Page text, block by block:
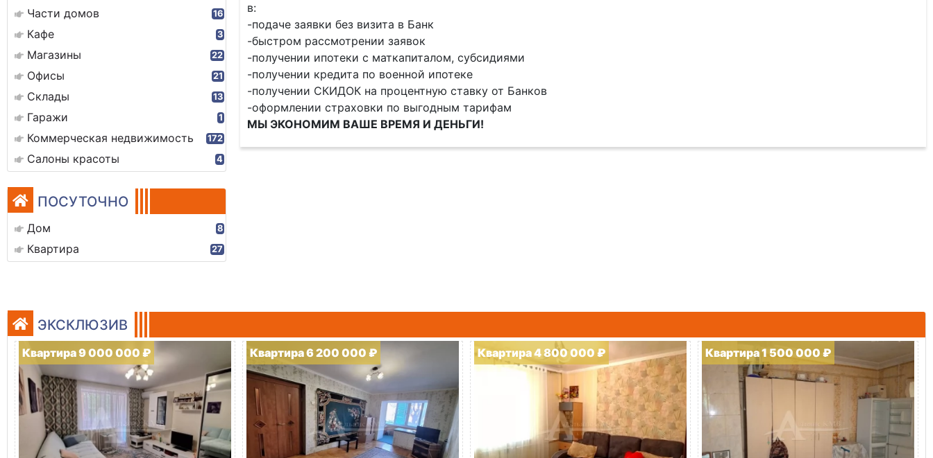
Части домов 16
Кафе 3
Магазины 22
Офисы 21
Склады 13
Гаражи 1
Коммерческая недвижимость 172
Салоны красоты 4
ПОСУТОЧНО
Дом 8
Квартира 27
в:
-подаче заявки без визита в Банк
-быстром рассмотрении заявок
-получении ипотеки с маткапиталом, субсидиями
-получении кредита по военной ипотеке
-получении СКИДОК на процентную ставку от Банков
-оформлении страховки по выгодным тарифам
МЫ ЭКОНОМИМ ВАШЕ ВРЕМЯ И ДЕНЬГИ!
ЭКСКЛЮЗИВ
Квартира 9 000 000 ₽ Квартира 6 200 000 ₽ Квартира 4 800 000 ₽ Квартира 1 500 000 ₽